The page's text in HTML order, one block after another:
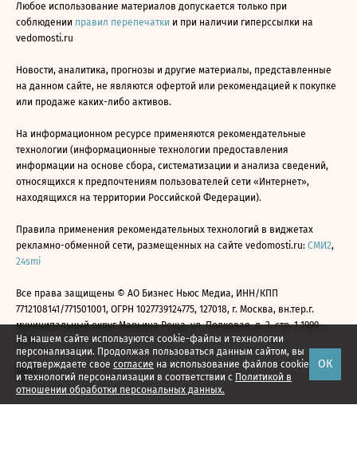
На нашем сайте используются cookie-файлы и технологии
персонализации. Продолжая пользоваться данным сайтом, вы
подтверждаете свое согласие на использование файлов cookie
и технологий персонализации в соответствии с Политикой в
отношении обработки персональных данных.
ОК
Любое использование материалов допускается только при
соблюдении правил перепечатки и при наличии гиперссылки на
vedomosti.ru
Новости, аналитика, прогнозы и другие материалы, представленные
на данном сайте, не являются офертой или рекомендацией к покупке
или продаже каких-либо активов.
На информационном ресурсе применяются рекомендательные
технологии (информационные технологии предоставления
информации на основе сбора, систематизации и анализа сведений,
относящихся к предпочтениям пользователей сети «Интернет»,
находящихся на территории Российской Федерации).
Правила применения рекомендательных технологий в виджетах
рекламно-обменной сети, размещенных на сайте vedomosti.ru: СМИ2,
24smi
Все права защищены © АО Бизнес Ньюс Медиа, ИНН/КПП
7712108141/771501001, ОГРН 1027739124775, 127018, г. Москва, вн.тер.г.
муниципальный округ Марьина Роща, ул. Полковая, д. 3, стр. 1 1999—
2026